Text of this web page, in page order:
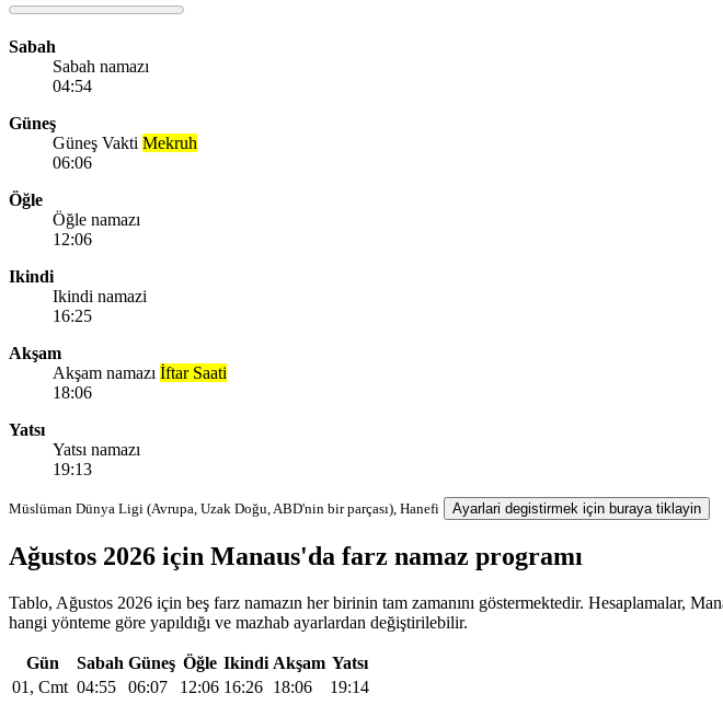
Sabah
Sabah namazı
04:54
Güneş
Güneş Vakti Mekruh
06:06
Öğle
Öğle namazı
12:06
Ikindi
Ikindi namazi
16:25
Akşam
Akşam namazı İftar Saati
18:06
Yatsı
Yatsı namazı
19:13
Müslüman Dünya Ligi (Avrupa, Uzak Doğu, ABD'nin bir parçası), Hanefi Ayarlari degistirmek için buraya tiklayin
Ağustos 2026 için Manaus'da farz namaz programı
Tablo, Ağustos 2026 için beş farz namazın her birinin tam zamanını göstermektedir. Hesaplamalar,
hangi yönteme göre yapıldığı ve mazhab ayarlardan değiştirilebilir.
Gün Sabah Güneş Öğle Ikindi Akşam Yatsı
01, Cmt 04:55 06:07 12:06 16:26 18:06
19:14